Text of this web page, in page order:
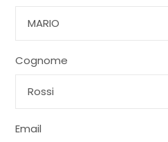
Cognome
Email